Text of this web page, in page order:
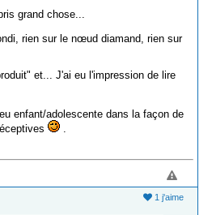
grand chose...
rien sur le nœud diamand, rien sur
et... J'ai eu l'impression de lire
enfant/adolescente dans la façon de
.
1 j'aime